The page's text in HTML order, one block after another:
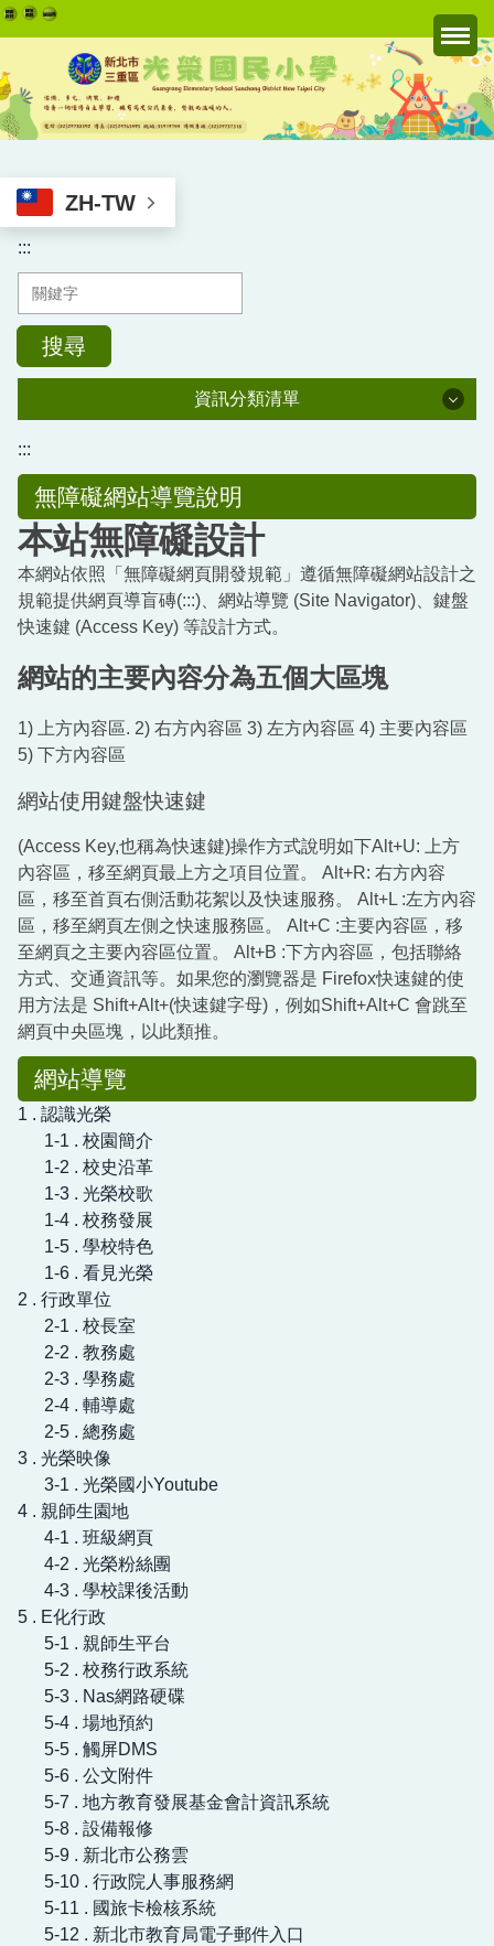
跳
到
主
要
內
區
ZH-TW
:::
搜尋
資訊分類清單
行政單位
光榮映像
親師生園地
學務快遞
輔導天地
光榮幼兒園
光榮資優班
志工園地
分機總表
人事室
:::
無障礙網站導覽說明
本站無障礙設計
本網站依照「無障礙網頁開發規範」遵循無障礙網站設計之
規範提供網頁導盲磚(:::)、網站導覽 (Site Navigator)、鍵盤
快速鍵 (Access Key) 等設計方式。
網站的主要內容分為五個大區塊
1) 上方內容區. 2) 右方內容區 3) 左方內容區 4) 主要內容區
5) 下方內容區
網站使用鍵盤快速鍵
(Access Key,也稱為快速鍵)操作方式說明如下Alt+U: 上方
內容區，移至網頁最上方之項目位置。 Alt+R: 右方內容
區，移至首頁右側活動花絮以及快速服務。 Alt+L :左方內容
區，移至網頁左側之快速服務區。 Alt+C :主要內容區，移
至網頁之主要內容區位置。 Alt+B :下方內容區，包括聯絡
方式、交通資訊等。如果您的瀏覽器是 Firefox快速鍵的使
用方法是 Shift+Alt+(快速鍵字母)，例如Shift+Alt+C 會跳至
網頁中央區塊，以此類推。
網站導覽
1 . 認識光榮
1-1 . 校園簡介
1-2 . 校史沿革
1-3 . 光榮校歌
1-4 . 校務發展
1-5 . 學校特色
1-6 . 看見光榮
2 . 行政單位
2-1 . 校長室
2-2 . 教務處
2-3 . 學務處
2-4 . 輔導處
2-5 . 總務處
3 . 光榮映像
3-1 . 光榮國小Youtube
4 . 親師生園地
4-1 . 班級網頁
4-2 . 光榮粉絲團
4-3 . 學校課後活動
5 . E化行政
5-1 . 親師生平台
5-2 . 校務行政系統
5-3 . Nas網路硬碟
5-4 . 場地預約
5-5 . 觸屏DMS
5-6 . 公文附件
5-7 . 地方教育發展基金會計資訊系統
5-8 . 設備報修
5-9 . 新北市公務雲
5-10 . 行政院人事服務網
5-11 . 國旅卡檢核系統
5-12 . 新北市教育局電子郵件入口